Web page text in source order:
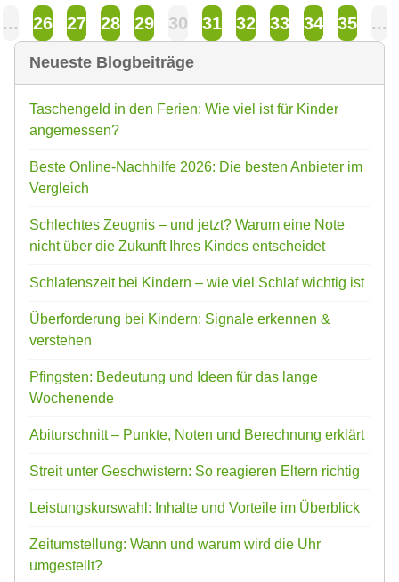
... 26 27 28 29 30 31 32 33 34 35 ...
Neueste Blogbeiträge
Taschengeld in den Ferien: Wie viel ist für Kinder
angemessen?
Beste Online-Nachhilfe 2026: Die besten Anbieter im
Vergleich
Schlechtes Zeugnis – und jetzt? Warum eine Note
nicht über die Zukunft Ihres Kindes entscheidet
Schlafenszeit bei Kindern – wie viel Schlaf wichtig ist
Überforderung bei Kindern: Signale erkennen &
verstehen
Pfingsten: Bedeutung und Ideen für das lange
Wochenende
Abiturschnitt – Punkte, Noten und Berechnung erklärt
Streit unter Geschwistern: So reagieren Eltern richtig
Leistungskurswahl: Inhalte und Vorteile im Überblick
Zeitumstellung: Wann und warum wird die Uhr
umgestellt?